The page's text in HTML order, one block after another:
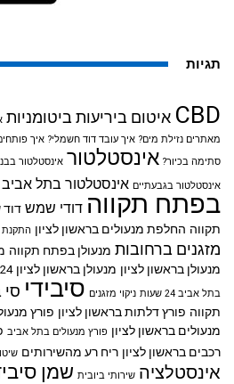
תגיות
CBD איטום ביריעות ביטומניות
מאתרים נזילת מים? איך עובד דוד חשמלי? איך
סתימה בכיור? אינסטלטור אינסטלטור
אינסטלטור בגבעתיים אינסטלטור בתל אביב
בפתח תקווה דודי שמש
תקווה החלפת מנעולים בראשון לציון התקנת
מזגנים ברחובות מנעולן בפתח תקווה
מנעולן בראשון לציון מנעולן בראשון לציון 24 שעות
בתל אביב 24 שעות
ניקוי מזגנים סיבידי סי
תקווה פורץ דלתות בראשון לציון פורץ
מנעולים בראשון לציון פורץ מנעולים בתל אביב
רכבים בראשון לציון ריח רע מהשירותים
אינסטלציה שירותי ביובית שמן